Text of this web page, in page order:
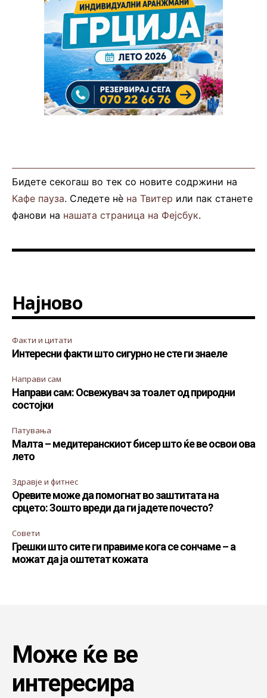
Бидете секогаш во тек со новите содржини на
Кафе пауза. Следете нè на Твитер или пак станете
фанови на нашата страница на Фејсбук.
Најново
Факти и цитати
Интересни факти што сигурно не сте ги знаеле
Направи сам
Направи сам: Освежувач за тоалет од природни
состојки
Патувања
Малта – медитеранскиот бисер што ќе ве освои ова
лето
Здравје и фитнес
Оревите може да помогнат во заштитата на
срцето: Зошто вреди да ги јадете почесто?
Совети
Грешки што сите ги правиме кога се сончаме – а
можат да ја оштетат кожата
Може ќе ве
интересира